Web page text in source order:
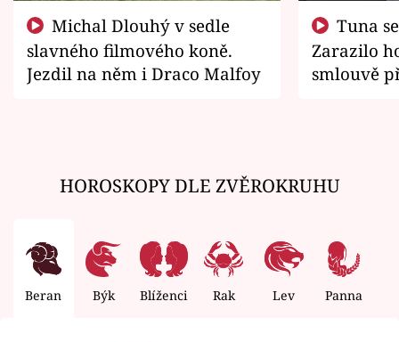
slavného filmového koně.
Jezdil na něm i Draco Malfoy
Zarazilo
smlouvě
HOROSKOPY DLE ZVĚROKRUHU
Beran Býk Blíženci Rak Lev Panna